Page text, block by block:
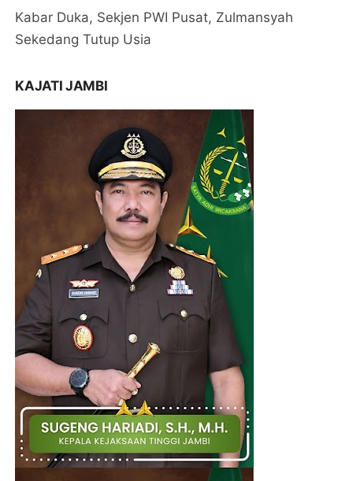
Kabar Duka, Sekjen PWI Pusat, Zulmansyah
Sekedang Tutup Usia
KAJATI JAMBI